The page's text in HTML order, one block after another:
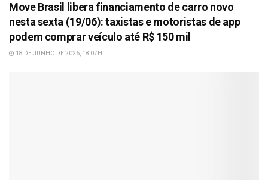
Move Brasil libera financiamento de carro novo
nesta sexta (19/06): taxistas e motoristas de app
podem comprar veículo até R$ 150 mil
18 DE JUNHO DE 2026, 18:07H